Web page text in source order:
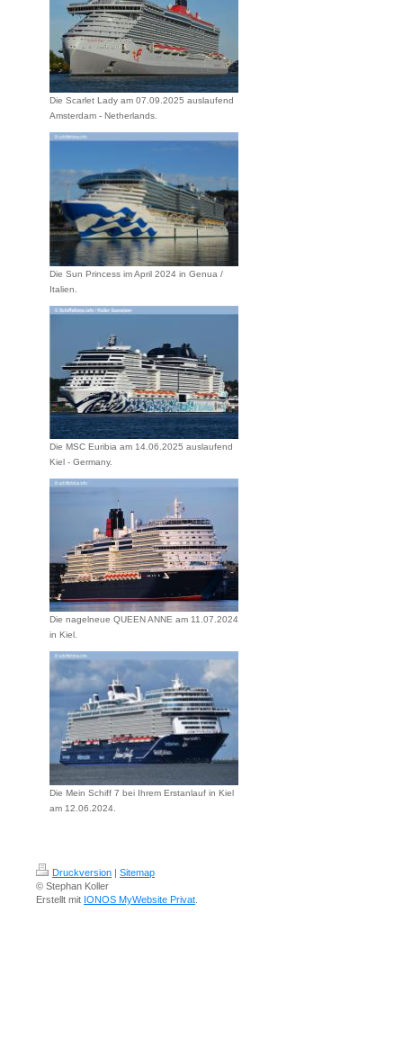
Die Scarlet Lady am 07.09.2025 auslaufend
Amsterdam - Netherlands.
Die Sun Princess im April 2024 in Genua /
Italien.
Die MSC Euribia am 14.06.2025 auslaufend
Kiel - Germany.
Die nagelneue QUEEN ANNE am 11.07.2024
in Kiel.
Die Mein Schiff 7 bei Ihrem Erstanlauf in Kiel
am 12.06.2024.
Druckversion | Sitemap
© Stephan Koller
Erstellt mit IONOS MyWebsite Privat